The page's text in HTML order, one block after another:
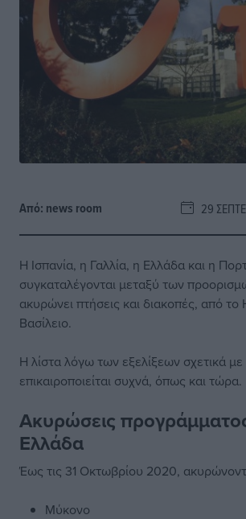
Από: news room 29
Η Ισπανία, η Γαλλία, η Ελλάδα και η
συγκαταλέγονται μεταξύ των
ακυρώνει πτήσεις και διακοπές, από
Βασίλειο.
Η λίστα λόγω των εξελίξεων σχετικά
επικαιροποιείται συχνά, όπως και τώρα.
Ακυρώσεις
Ελλάδα
Έως τις 31 Οκτωβρίου 2020,
Μύκονο